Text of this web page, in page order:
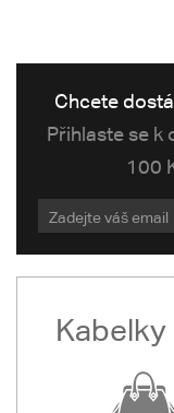
Chcete
Přihlaste se k
100